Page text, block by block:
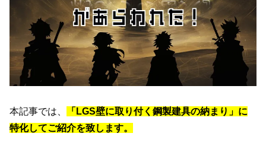
本記事では、
「LGS壁に取り付く鋼製建具の納まり」に
特化してご紹介を致します。